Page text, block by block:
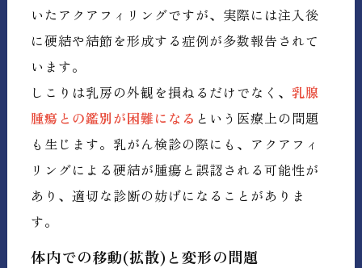
いたアクアフィリングですが、実際には注入後
に硬結や結節を形成する症例が多数報告されて
います。
しこりは乳房の外観を損ねるだけでなく、乳腺
腫瘍との鑑別が困難になる という医療上の問題
も生じます。乳がん検診の際にも、アクアフィ
リングによる硬結が腫瘍と誤認される可能性が
あり、適切な診断の妨げになることがありま
す。
体内での移動(拡散)と変形の問題